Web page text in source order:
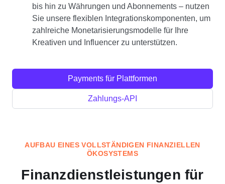
bis hin zu Währungen und Abonnements – nutzen
Sie unsere flexiblen Integrationskomponenten, um
zahlreiche Monetarisierungsmodelle für Ihre
Kreativen und Influencer zu unterstützen.
Payments für Plattformen
Zahlungs-API
AUFBAU EINES VOLLSTÄNDIGEN FINANZIELLEN
ÖKOSYSTEMS
Finanzdienstleistungen für